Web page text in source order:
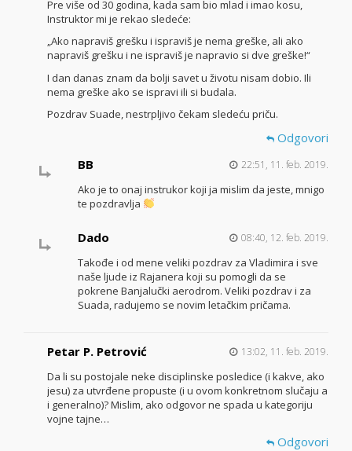
Pre više od 30 godina, kada sam bio mlad i imao kosu,
Instruktor mi je rekao sledeće:
„Ako napraviš grešku i ispraviš je nema greške, ali ako
napraviš grešku i ne ispraviš je napravio si dve greške!“
I dan danas znam da bolji savet u životu nisam dobio. Ili
nema greške ako se ispravi ili si budala.
Pozdrav Suade, nestrpljivo čekam sledeću priču.
Odgovori
BB
22:51, 11. feb. 2019.
Ako je to onaj instrukor koji ja mislim da jeste, mnigo
te pozdravlja
Dado 08:40, 12. feb. 2019.
Takođe i od mene veliki pozdrav za Vladimira i sve
naše ljude iz Rajanera koji su pomogli da se
pokrene Banjalučki aerodrom. Veliki pozdrav i za
Suada, radujemo se novim letačkim pričama.
Petar P. Petrović 13:02, 11. feb. 2019.
Da li su postojale neke disciplinske posledice (i kakve, ako
jesu) za utvrđene propuste (i u ovom konkretnom slučaju a
i generalno)? Mislim, ako odgovor ne spada u kategoriju
vojne tajne…
Odgovori